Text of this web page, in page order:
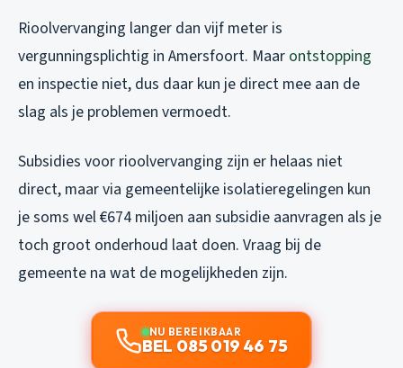
Rioolvervanging langer dan vijf meter is
vergunningsplichtig in Amersfoort. Maar ontstopping
en inspectie niet, dus daar kun je direct mee aan de
slag als je problemen vermoedt.
Subsidies voor rioolvervanging zijn er helaas niet
direct, maar via gemeentelijke isolatieregelingen kun
je soms wel €674 miljoen aan subsidie aanvragen als je
toch groot onderhoud laat doen. Vraag bij de
gemeente na wat de mogelijkheden zijn.
NU BEREIKBAAR
BEL 085 019 46 75